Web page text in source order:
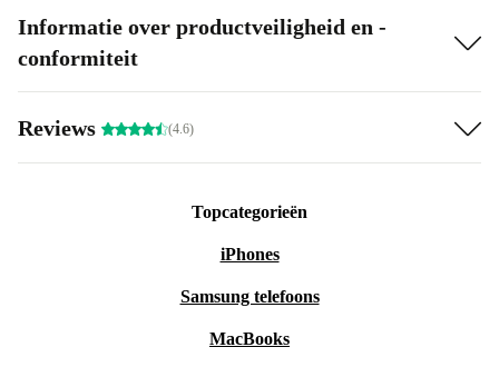
Informatie over productveiligheid en -
conformiteit
Reviews (4.6)
Topcategorieën
iPhones
Samsung telefoons
MacBooks